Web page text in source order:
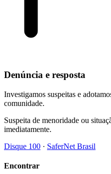
Denúncia e resposta
Investigamos suspeitas e
comunidade.
Suspeita de menoridade ou
imediatamente.
Disque 100 · SaferNet Brasil
Encontrar